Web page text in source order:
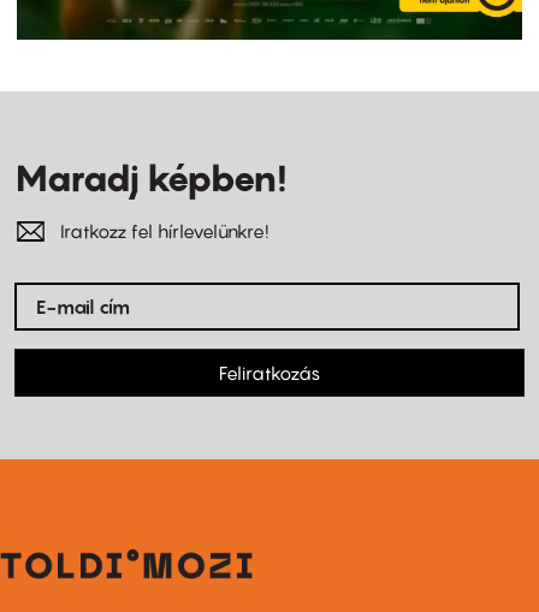
Maradj képben!
Iratkozz fel hírlevelünkre!
Feliratkozás